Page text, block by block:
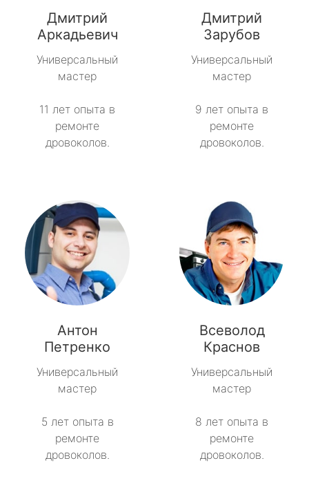
Дмитрий
Аркадьевич
Универсальный
мастер
11 лет опыта в
ремонте
дровоколов.
Дмитрий
Зарубов
Универсальный
мастер
9 лет опыта в
ремонте
дровоколов.
Антон
Петренко
Универсальный
мастер
5 лет опыта в
ремонте
дровоколов.
Всеволод
Краснов
Универсальный
мастер
8 лет опыта в
ремонте
дровоколов.